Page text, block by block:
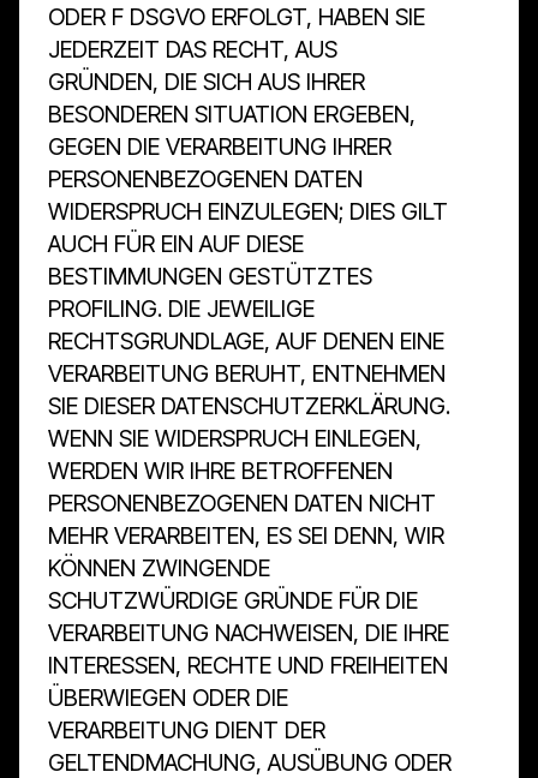
ODER F DSGVO ERFOLGT, HABEN SIE
JEDERZEIT DAS RECHT, AUS
GRÜNDEN, DIE SICH AUS IHRER
BESONDEREN SITUATION ERGEBEN,
GEGEN DIE VERARBEITUNG IHRER
PERSONENBEZOGENEN DATEN
WIDERSPRUCH EINZULEGEN; DIES GILT
AUCH FÜR EIN AUF DIESE
BESTIMMUNGEN GESTÜTZTES
PROFILING. DIE JEWEILIGE
RECHTSGRUNDLAGE, AUF DENEN EINE
VERARBEITUNG BERUHT, ENTNEHMEN
SIE DIESER DATENSCHUTZERKLÄRUNG.
WENN SIE WIDERSPRUCH EINLEGEN,
WERDEN WIR IHRE BETROFFENEN
PERSONENBEZOGENEN DATEN NICHT
MEHR VERARBEITEN, ES SEI DENN, WIR
KÖNNEN ZWINGENDE
SCHUTZWÜRDIGE GRÜNDE FÜR DIE
VERARBEITUNG NACHWEISEN, DIE IHRE
INTERESSEN, RECHTE UND FREIHEITEN
ÜBERWIEGEN ODER DIE
VERARBEITUNG DIENT DER
GELTENDMACHUNG, AUSÜBUNG ODER